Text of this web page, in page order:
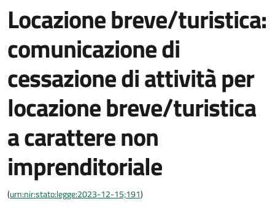
Locazione breve/turistica:
comunicazione di
cessazione di attività per
locazione breve/turistica
a carattere non
imprenditoriale
(urn:nir:stato:legge:2023-12-15;191)